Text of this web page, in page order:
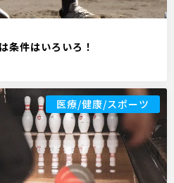
条件はいろいろ！
医療/健康/スポーツ